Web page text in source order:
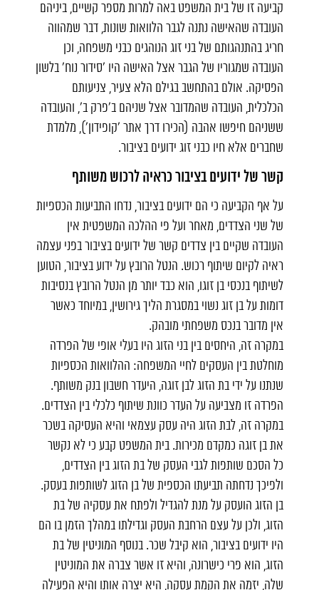
קביעה זו של בית המשפט באה למרות מספר קשיים, ביניהם
העובדה שהאישה נתנה לגבר הלוואות שונות, דבר שמהווה
חריג בהתנהגותם של בני זוג הנוהגים כבני משפחה, וכן
העובדה שמגוריו של הגבר אצל האישה היו 'סידור נוח' בלשון
הפסיקה. אולם בהתחשב בגילם הלא צעיר, צניעותם
הכלכלית, העובדה שהמדובר אצל שניהם ב'פרק ב', והעובדה
ששניהם חיפשו אהבה (הכירו דרך אתר 'קופידון'), מלמדת
שחברים אלא חיו כבני זוג ידועים בציבור.
קשר של ידועים בציבור כראיה לרכוש משותף
על אף הקביעה כי הם ידועים בציבור, נדחו התביעות הכספיות
של שני הצדדים, מאחר ועל פי ההלכה המשפטית אין
העובדה שקיים בין צדדים קשר של ידועים בציבור בפני עצמה
ראיה לקיום שיתוף רכוש. הנטל הרובץ על ידוע בציבור, הטוען
לשיתוף בנכסי בן זוגו, הוא כבד יותר מן הנטל הרובץ בנסיבות
דומות על בן זוג נשוי במסגרת הליך גירושין, במיוחד כאשר
אין מדובר בנכס משפחתי מובהק.
במקרה זה, היחסים בין בני הזוג היו בעלי אופי של הפרדה
מוחלטת בין העסקים לחיי המשפחה: ההלוואות הכספיות
שנתנו על ידי בת הזוג לבן זוגה, היעדר חשבון בנק משותף.
הפרדה זו מצביעה על העדר כוונת שיתוף כלכלי בין הצדדים.
במקרה זה, לבת הזוג היה עסק עצמאי והיא העסיקה בשכר
את בן זוגה כמקדם מכירות. בית המשפט קבע כי לא נקשר
כל הסכם שותפות לגבי העסק של בת הזוג בין הצדדים,
ולפיכך נדחתה תביעתו הכספית של בן הזוג לשותפות בעסק.
בן הזוג הועסק על מנת להגדיל ולפתח את עסקיה של בת
הזוג, ולכן על עצם הרחבת העסק וגדילתו במהלך הזמן בו הם
היו ידועים בציבור, הוא קיבל שכר. בנוסף המוניטין של בת
הזוג, הוא פרי כישרונה, והיא זו אשר צברה את המוניטין
שלה, יזמה את הקמת עסקה, היא יצרה אותו והיא הפעילה